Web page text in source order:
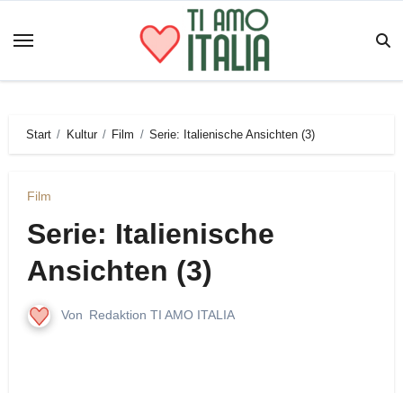
Inhalt
Start Kultur Film Serie: Italienische Ansichten (3)
Film
Serie: Italienische
Ansichten (3)
Von Redaktion TI AMO ITALIA